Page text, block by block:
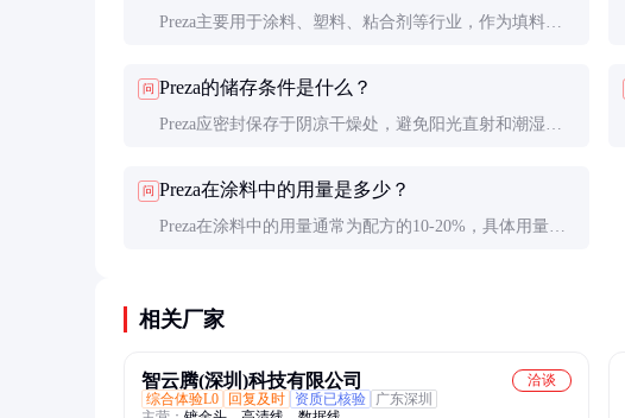
Preza主要用于涂料、塑料、粘合剂等行业，作为填料或
强机械性能。
问 Preza的储存条件是什么？
Preza应密封保存于阴凉干燥处，避免阳光直射和潮湿环
问 Preza在涂料中的用量是多少？
Preza在涂料中的用量通常为配方的10-20%，具体用量需
相关厂家
智云腾(深圳)科技有限公司
洽谈
综合体验L0
回复及时 资质已核验
广东深圳